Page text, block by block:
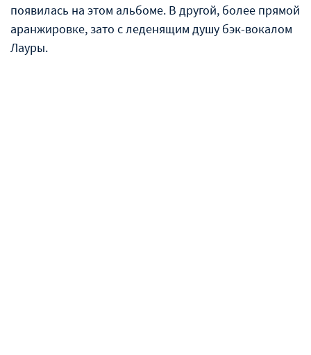
появилась на этом альбоме. В другой, более прямой
аранжировке, зато с леденящим душу бэк-вокалом
Лауры.